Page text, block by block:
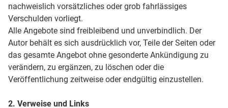
nachweislich vorsätzliches oder grob fahrlässiges
Verschulden vorliegt.
Alle Angebote sind freibleibend und unverbindlich. Der
Autor behält es sich ausdrücklich vor, Teile der Seiten oder
das gesamte Angebot ohne gesonderte Ankündigung zu
verändern, zu ergänzen, zu löschen oder die
Veröffentlichung zeitweise oder endgültig einzustellen.
2. Verweise und Links